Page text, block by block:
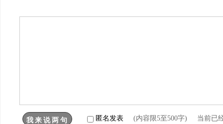
匿名发表 (内容限5至500字) 当前已